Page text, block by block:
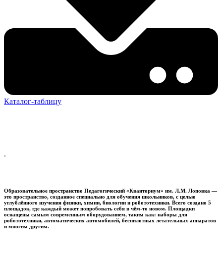
Каталог-таблицу
.
Образовательное пространство Педагогический «Кванториум» им. Л.М. Лоповка —
это пространство, созданное специально для обучения школьников, с целью
углублённого изучения физики, химии, биологии и робототехники. Всего создано 5
площадок, где каждый может попробовать себя в чём-то новом. Площадки
оснащены самым современным оборудованием, таким как: наборы для
робототехники, автоматических автомобилей, беспилотных летательных аппаратов
и многим другим.